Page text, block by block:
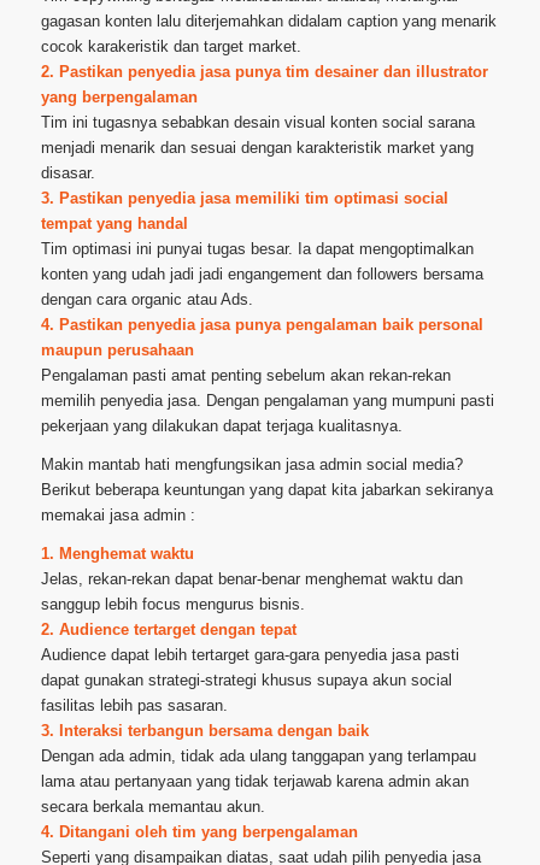
gagasan konten lalu diterjemahkan didalam caption yang menarik
cocok karakeristik dan target market.
2. Pastikan penyedia jasa punya tim desainer dan illustrator
yang berpengalaman
Tim ini tugasnya sebabkan desain visual konten social sarana
menjadi menarik dan sesuai dengan karakteristik market yang
disasar.
3. Pastikan penyedia jasa memiliki tim optimasi social
tempat yang handal
Tim optimasi ini punyai tugas besar. Ia dapat mengoptimalkan
konten yang udah jadi jadi engangement dan followers bersama
dengan cara organic atau Ads.
4. Pastikan penyedia jasa punya pengalaman baik personal
maupun perusahaan
Pengalaman pasti amat penting sebelum akan rekan-rekan
memilih penyedia jasa. Dengan pengalaman yang mumpuni pasti
pekerjaan yang dilakukan dapat terjaga kualitasnya.
Makin mantab hati mengfungsikan jasa admin social media?
Berikut beberapa keuntungan yang dapat kita jabarkan sekiranya
memakai jasa admin :
1. Menghemat waktu
Jelas, rekan-rekan dapat benar-benar menghemat waktu dan
sanggup lebih focus mengurus bisnis.
2. Audience tertarget dengan tepat
Audience dapat lebih tertarget gara-gara penyedia jasa pasti
dapat gunakan strategi-strategi khusus supaya akun social
fasilitas lebih pas sasaran.
3. Interaksi terbangun bersama dengan baik
Dengan ada admin, tidak ada ulang tanggapan yang terlampau
lama atau pertanyaan yang tidak terjawab karena admin akan
secara berkala memantau akun.
4. Ditangani oleh tim yang berpengalaman
Seperti yang disampaikan diatas, saat udah pilih penyedia jasa